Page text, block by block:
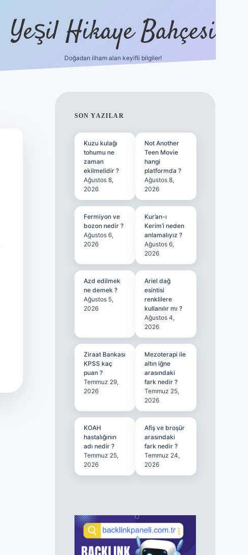
Yeşil Hikaye Bahçesi
Doğadan ilham alan keyifli bilgiler!
SIDEBAR
SON YAZILAR
Kuzu kulağı
tohumu ne
zaman
ekilmelidir ?
Ağustos 8,
2026
Not Another
Teen Movie
hangi
platformda ?
Ağustos 8,
2026
Fermiyon ve
bozon nedir ?
Ağustos 6,
2026
Kur’an-ı
Kerim’i neden
anlamalıyız ?
Ağustos 6,
2026
Azd edilmek
ne demek ?
Ağustos 5,
2026
Ariel dağ
esintisi
renklilere
kullanılır mı ?
Ağustos 4,
2026
Ziraat Bankası
KPSS kaç
puan ?
Temmuz 29,
2026
Mezoterapi ile
altın iğne
arasındaki
fark nedir ?
Temmuz 25,
2026
KOAH
hastalığının
adı nedir ?
Temmuz 25,
2026
Afiş ve broşür
arasındaki
fark nedir ?
Temmuz 24,
2026
ilbet güncel giriş adresi